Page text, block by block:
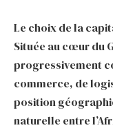
Le choix de la
Située au cœur du
progressivement
commerce, de
position
naturelle entre